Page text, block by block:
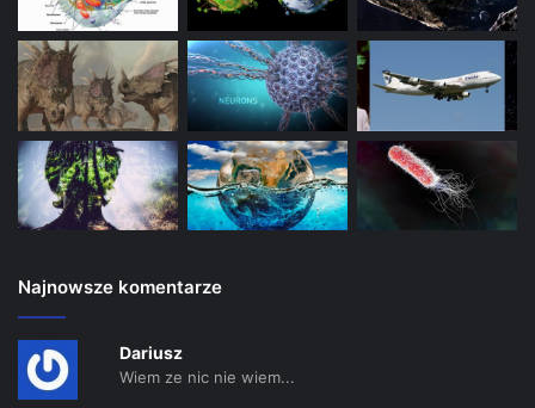
Najnowsze komentarze
Dariusz
Wiem ze nic nie wiem...